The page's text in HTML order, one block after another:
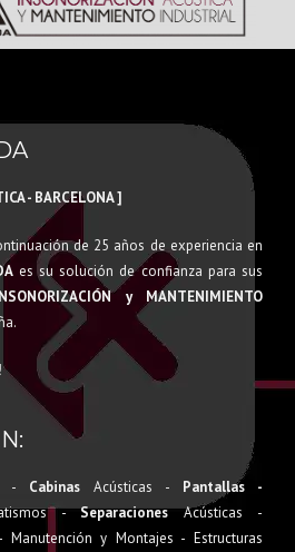
- BARCELONA ]
de 25 años de experiencia en
es su solución de confianza para sus
y MANTENIMIENTO
- Cabinas Acústicas - Pantallas -
-SeparacionesAcústicas -
Manutención y Montajes - Estructuras